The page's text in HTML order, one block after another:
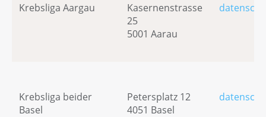
Krebsliga Aargau
Kasernenstrasse
25
5001 Aarau
Krebsliga beider
Basel
Petersplatz 12
4051 Basel